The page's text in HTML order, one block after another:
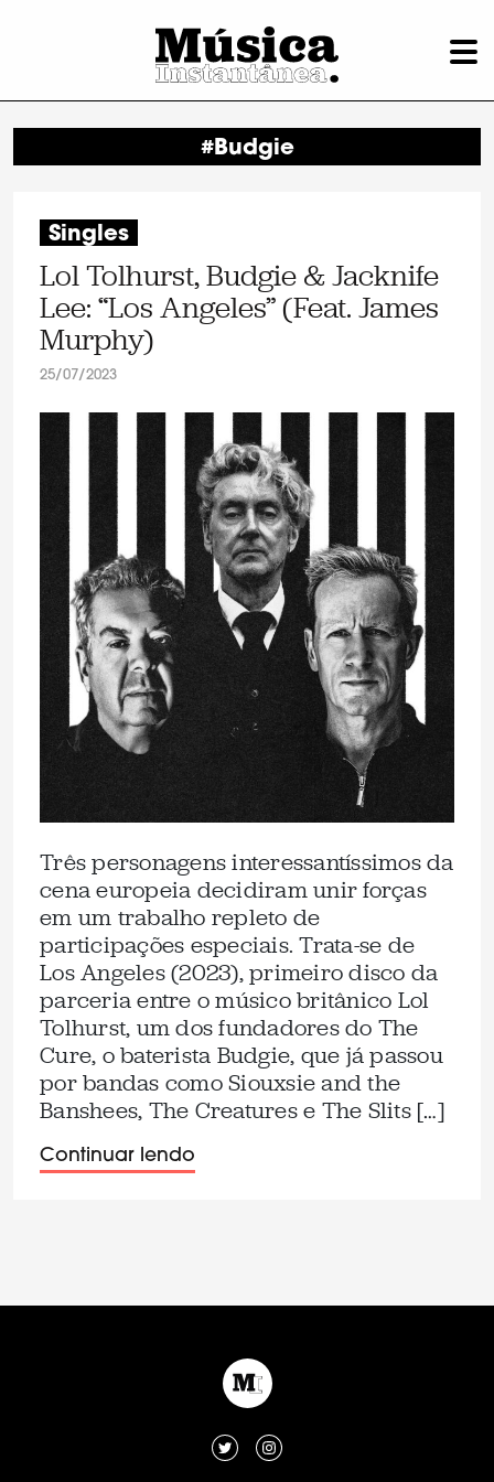
#Budgie
Singles
Lol Tolhurst, Budgie & Jacknife
Lee: “Los Angeles” (Feat. James
Murphy)
25/07/2023
Três personagens interessantíssimos da
cena europeia decidiram unir forças
em um trabalho repleto de
participações especiais. Trata-se de
Los Angeles (2023), primeiro disco da
parceria entre o músico britânico Lol
Tolhurst, um dos fundadores do The
Cure, o baterista Budgie, que já passou
por bandas como Siouxsie and the
Banshees, The Creatures e The Slits […]
Continuar lendo